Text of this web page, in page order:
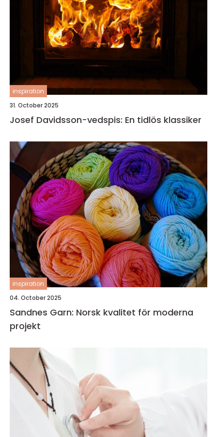
inspiration
31. October 2025
Josef Davidsson-vedspis: En tidlös klassiker
inspiration
04. October 2025
Sandnes Garn: Norsk kvalitet för moderna
projekt